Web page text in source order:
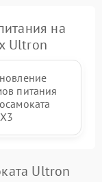
на
Ultron
питания
Ultron